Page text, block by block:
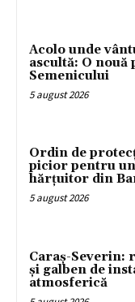
Acolo unde
ascultă: O
Semenicului
5 august 2026
Ordin de
picior pentru
hărțuitor din
5 august 2026
Caraș-Severin:
și galben de
atmosferică